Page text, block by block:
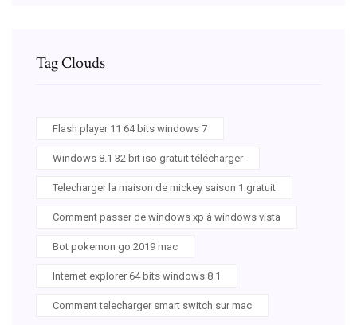
Tag Clouds
Flash player 11 64 bits windows 7
Windows 8.1 32 bit iso gratuit télécharger
Telecharger la maison de mickey saison 1 gratuit
Comment passer de windows xp à windows vista
Bot pokemon go 2019 mac
Internet explorer 64 bits windows 8.1
Comment telecharger smart switch sur mac